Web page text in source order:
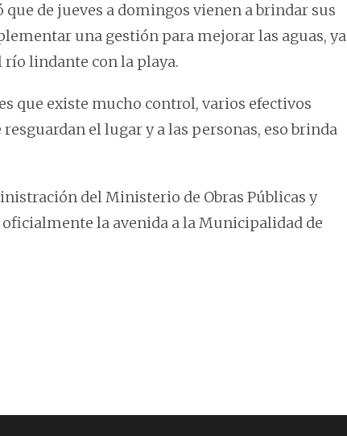
de jueves a domingos vienen a brindar sus
una gestión para mejorar las aguas, ya
río lindante con la playa.
que existe mucho control, varios efectivos
el lugar y a las personas, eso brinda
del Ministerio de Obras Públicas y
la avenida a la Municipalidad de